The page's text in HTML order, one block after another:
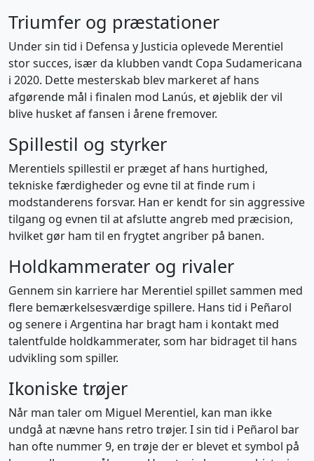
Triumfer og præstationer
Under sin tid i Defensa y Justicia oplevede Merentiel
stor succes, især da klubben vandt Copa Sudamericana
i 2020. Dette mesterskab blev markeret af hans
afgørende mål i finalen mod Lanús, et øjeblik der vil
blive husket af fansen i årene fremover.
Spillestil og styrker
Merentiels spillestil er præget af hans hurtighed,
tekniske færdigheder og evne til at finde rum i
modstanderens forsvar. Han er kendt for sin aggressive
tilgang og evnen til at afslutte angreb med præcision,
hvilket gør ham til en frygtet angriber på banen.
Holdkammerater og rivaler
Gennem sin karriere har Merentiel spillet sammen med
flere bemærkelsesværdige spillere. Hans tid i Peñarol
og senere i Argentina har bragt ham i kontakt med
talentfulde holdkammerater, som har bidraget til hans
udvikling som spiller.
Ikoniske trøjer
Når man taler om Miguel Merentiel, kan man ikke
undgå at nævne hans retro trøjer. I sin tid i Peñarol bar
han ofte nummer 9, en trøje der er blevet et symbol på